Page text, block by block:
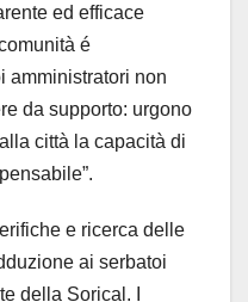
ed efficace
é
amministratori non
da supporto: urgono
città la capacità di
e ricerca delle
ai serbatoi
della Sorical. I